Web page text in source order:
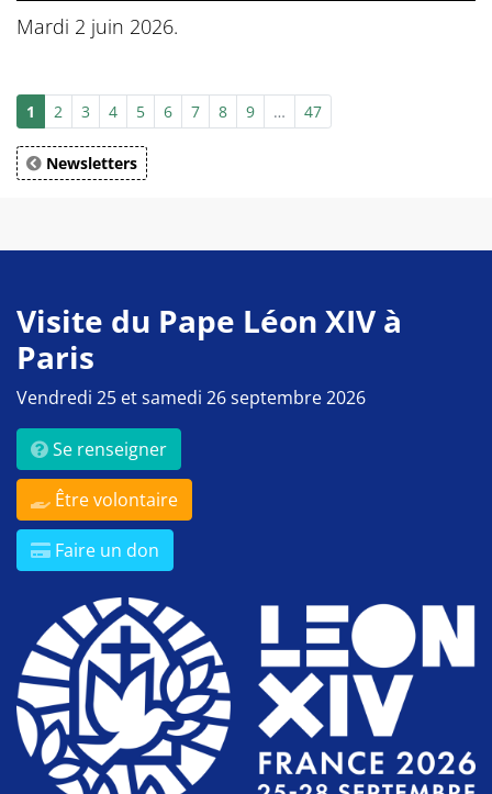
Mardi 2 juin 2026.
1 2 3 4 5 6 7 8 9 … 47
Newsletters
Visite du Pape Léon XIV à
Paris
Vendredi 25 et samedi 26 septembre 2026
Se renseigner
Être volontaire
Faire un don